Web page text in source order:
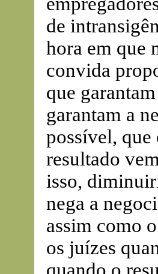
de
hora em que
convida
que
garantam a
possível, que
resultado
isso,
nega a
assim como
os juízes